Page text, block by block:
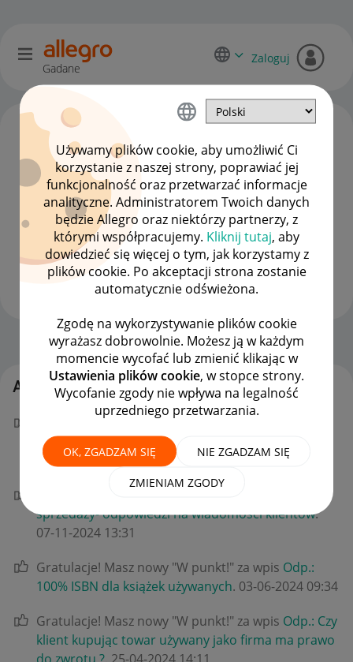
Używamy plików cookie, aby umożliwić Ci
korzystanie z naszej strony, poprawiać jej
funkcjonalność oraz przetwarzać informacje
analityczne. Administratorem Twoich danych
będzie Allegro oraz niektórzy partnerzy, z
którymi współpracujemy. Kliknij tutaj, aby
dowiedzieć się więcej o tym, jak korzystamy z
plików cookie. Po akceptacji strona zostanie
automatycznie odświeżona.
Zgodę na wykorzystywanie plików cookie
wyrażasz dobrowolnie. Możesz ją w każdym
momencie wycofać lub zmienić klikając w
Ustawienia plików cookie, w stopce strony.
Wycofanie zgody nie wpływa na legalność
uprzedniego przetwarzania.
OK, ZGADZAM SIĘ NIE ZGADZAM SIĘ
ZMIENIAM ZGODY
Gadane
Zaloguj
pinkpink11
#12 Orędownik
Strona Główna OPCJE
Aktywność pinkpink11
Gratulacje! Masz nowy "W punkt!" za wpis
Oszukujacy kupujący a sprzedajacy bez możliwości
obrony.‎08-12-2024 00:01
sprzedaży- odpowiedzi na wiadomości klientów.
‎07-11-2024 13:31
Gratulacje! Masz nowy "W punkt!" za wpis Odp.:
100% ISBN dla książek używanych. ‎03-06-2024 09:34
Gratulacje! Masz nowy "W punkt!" za wpis Odp.: Czy
klient kupując towar używany jako firma ma prawo